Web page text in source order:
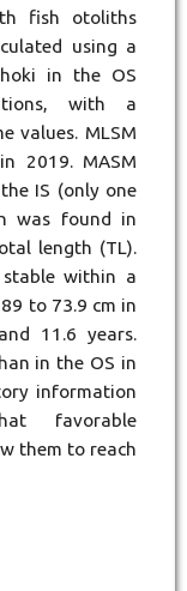
fish otoliths
using a
in the OS
with a
values. MLSM
2019. MASM
IS (only one
was found in
length (TL).
within a
to 73.9 cm in
11.6 years.
in the OS in
information
favorable
them to reach